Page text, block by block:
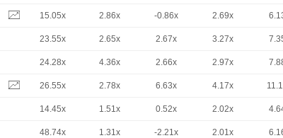
15.05x 2.86x -0.86x 2.69x
23.55x 2.65x 2.67x 3.27x
24.28x 4.36x 2.66x 2.97x
26.55x 2.78x 6.63x 4.17x
14.45x 1.51x 0.52x 2.02x
48.74x 1.31x -2.21x 2.01x